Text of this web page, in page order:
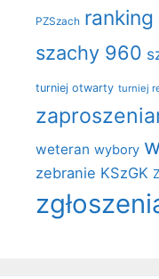
PZSzach ranking
szachy 960
turniej otwarty turniej
weteran wybory
zebranie KSzGK